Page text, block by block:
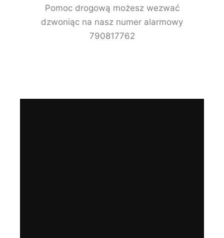
Pomoc drogową możesz wezwać
dzwoniąc na nasz numer alarmowy
790817762